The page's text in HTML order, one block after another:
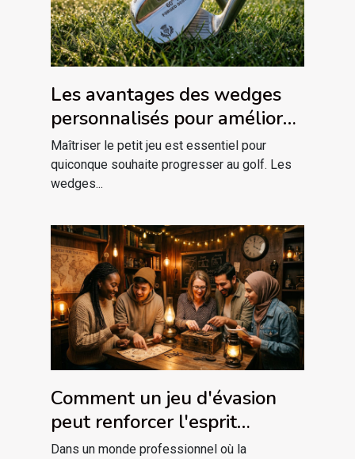
Les avantages des wedges
personnalisés pour améliorer
votre jeu
Maîtriser le petit jeu est essentiel pour
quiconque souhaite progresser au golf. Les
wedges...
Comment un jeu d'évasion
peut renforcer l'esprit
d'équipe ?
Dans un monde professionnel où la